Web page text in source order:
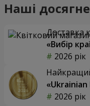
Наші
Доставка
«Вибір
2026 рік
2026 рік